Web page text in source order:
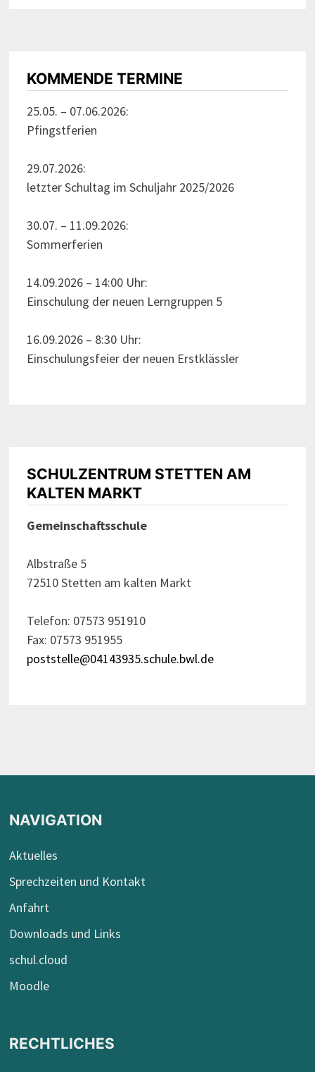
KOMMENDE TERMINE
25.05. – 07.06.2026:
Pfingstferien
29.07.2026:
letzter Schultag im Schuljahr 2025/2026
30.07. – 11.09.2026:
Sommerferien
14.09.2026 – 14:00 Uhr:
Einschulung der neuen Lerngruppen 5
16.09.2026 – 8:30 Uhr:
Einschulungsfeier der neuen Erstklässler
SCHULZENTRUM STETTEN AM
KALTEN MARKT
Gemeinschaftsschule
Albstraße 5
72510 Stetten am kalten Markt
Telefon: 07573 951910
Fax: 07573 951955
poststelle@04143935.schule.bwl.de
NAVIGATION
Aktuelles
Sprechzeiten und Kontakt
Anfahrt
Downloads und Links
schul.cloud
Moodle
RECHTLICHES